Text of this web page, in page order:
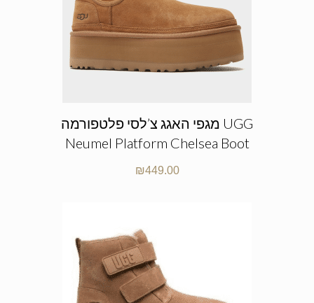
מגפי האגג צ’לסי פלטפורמה UGG
Neumel Platform Chelsea Boot
₪449.00